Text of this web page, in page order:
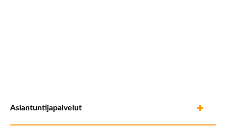
Asiantuntijapalvelut